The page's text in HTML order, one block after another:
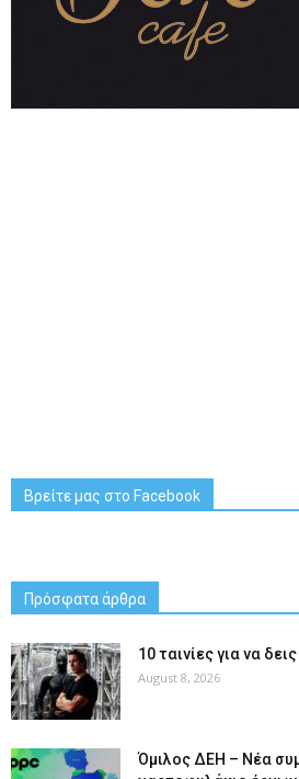
Βρείτε μας στο Facebook
Πρόσφατα άρθρα
10 ταινίες για να
August 8, 2026
Όμιλος ΔΕΗ – Νέα